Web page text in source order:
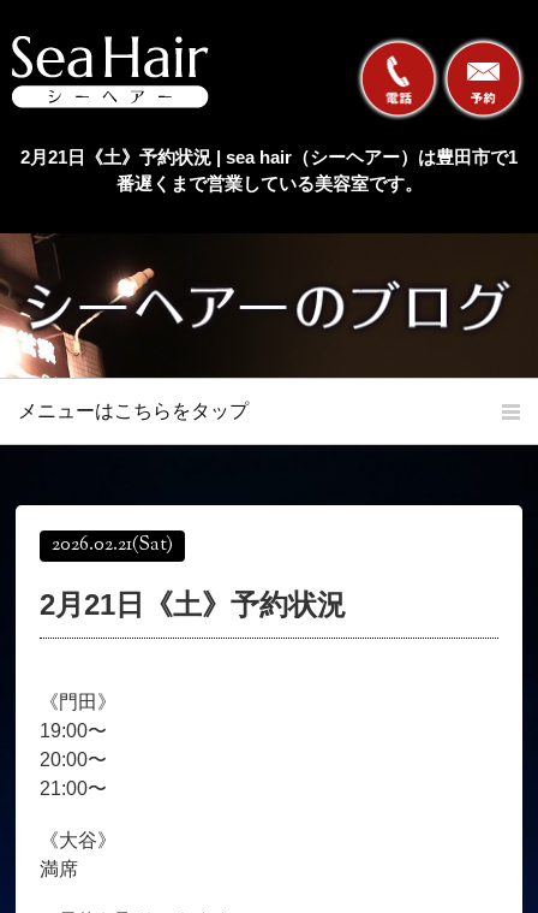
2月21日《土》予約状況 | sea hair（シーヘアー）は豊田市で1
番遅くまで営業している美容室です。
メニューはこちらをタップ
オンラインショップ
育毛コース よくある質問
お客様の声
ご予約＋お問い合わせ
2026.02.21(Sat)
2月21日《土》予約状況
《門田》
19:00〜
20:00〜
21:00〜
《大谷》
満席